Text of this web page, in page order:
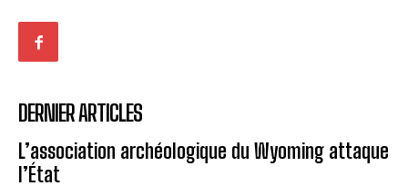
DERNIER ARTICLES
L’association archéologique du Wyoming attaque
l’État